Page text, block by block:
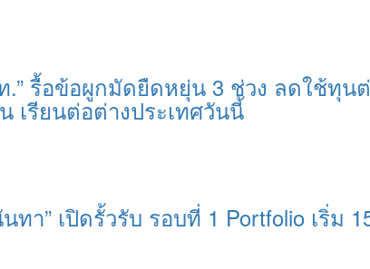
รื้อข้อผูกมัดยืดหยุ่น 3 ช่วง ลดใช้ทุน
เรียนต่อต่างประเทศวันนี้
ทา” เปิดรั้วรับ รอบที่ 1 Portfolio เริ่ม